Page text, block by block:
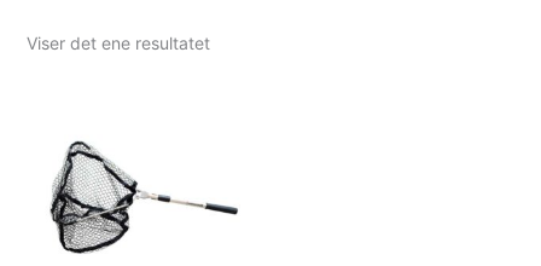
Viser det ene resultatet